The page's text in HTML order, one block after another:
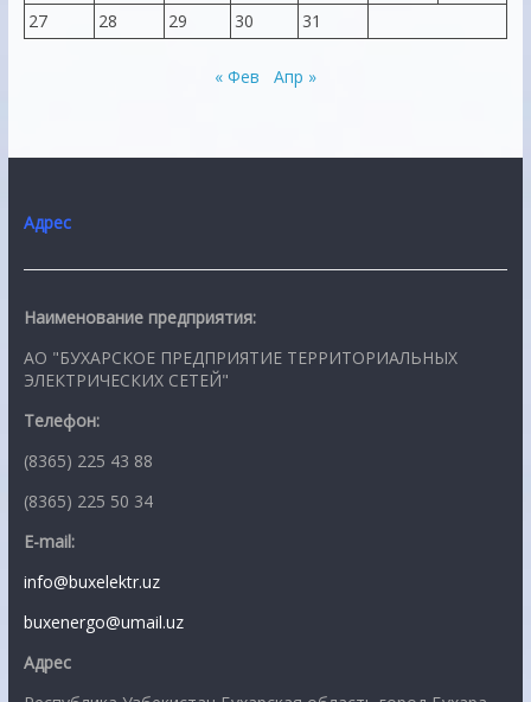
27 28 29 30 31
« Фев Апр »
Адрес
Наименование предприятия:
АО "БУХАРСКОЕ ПРЕДПРИЯТИЕ ТЕРРИТОРИАЛЬНЫХ
ЭЛЕКТРИЧЕСКИХ СЕТЕЙ"
Телефон:
(8365) 225 43 88
(8365) 225 50 34
E-mail:
info@buxelektr.uz
buxenergo@umail.uz
Адрес